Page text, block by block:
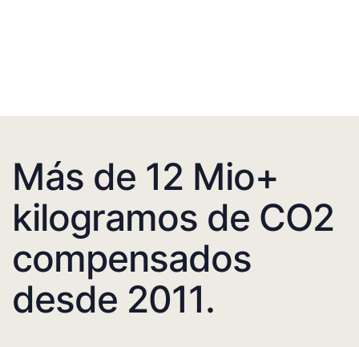
Más de 12 Mio+
kilogramos de CO2
compensados
desde 2011.